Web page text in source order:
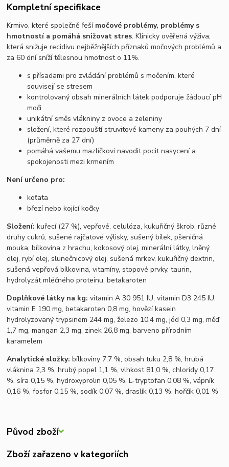
Kompletní specifikace
Krmivo, které společně řeší močové problémy, problémy s
hmotností a pomáhá snižovat stres.Klinicky ověřená výživa,
která snižuje recidivu nejběžnějších příznaků močových problémů a
za 60 dní sníží tělesnou hmotnost o 11%.
s přísadami pro zvládání problémů s močením, které
souvisejí se stresem
kontrolovaný obsah minerálních látek podporuje žádoucí pH
moči
unikátní směs vlákniny z ovoce a zeleniny
složení, které rozpouští struvitové kameny za pouhých 7 dní
(průměrně za 27 dní)
pomáhá vašemu mazlíčkovi navodit pocit nasycení a
spokojenosti mezi krmením
Není určeno pro:
koťata
březí nebo kojící kočky
Složení: kuřecí (27 %), vepřové, celulóza, kukuřičný škrob, různé
druhy cukrů, sušené rajčatové výlisky, sušený bílek, pšeničná
mouka, bílkovina z hrachu, kokosový olej, minerální látky, lněný
olej, rybí olej, slunečnicový olej, sušená mrkev, kukuřičný dextrin,
sušená vepřová bílkovina, vitamíny, stopové prvky, taurin,
hydrolyzát mléčného proteinu, betakaroten
Doplňkové látky na kg: vitamin A 30 951 IU, vitamin D3 245 IU,
vitamin E 190 mg, betakaroten 0,8 mg, hovězí kasein
hydrolyzovaný trypsinem 244 mg, železo 10,4 mg, jód 0,3 mg, měď
1,7 mg, mangan 2,3 mg, zinek 26,8 mg, barveno přírodním
karamelem
Analytické složky:bílkoviny 7,7 %, obsah tuku 2,8 %, hrubá
vláknina 2,3 %, hrubý popel 1,1 %, vlhkost 81,0 %, chloridy 0,17
%, síra 0,15 %, hydroxyprolin 0,05 %, L-tryptofan 0,08 %, vápník
0,16 %, fosfor 0,15 %, sodík 0,07 %, draslík 0,13 %, hořčík 0,01 %
Původ zboží
Zboží zařazeno v kategoriích